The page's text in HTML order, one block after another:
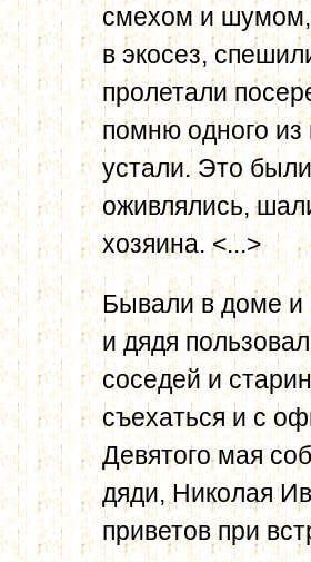
смехом и шумом,
в экосез,
пролетали
помню одного из
устали. Это
оживлялись,
хозяина. <...>
Бывали в доме и
и дядя
соседей и
съехаться и с
Девятого мая
дяди, Николая
приветов при